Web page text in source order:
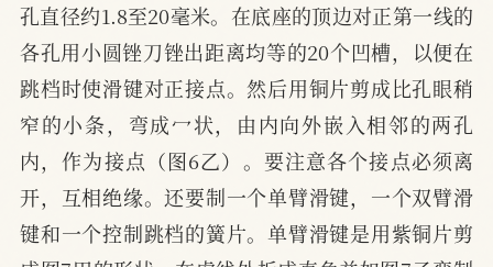
孔直径约1.8至20毫米。在底座的顶边对正第一线的
各孔用小圆锉刀锉出距离均等的20个凹槽，以便在
跳档时使滑键对正接点。然后用铜片剪成比孔眼稍
窄的小条，弯成冖状，由内向外嵌入相邻的两孔
内，作为接点（图6乙）。要注意各个接点必须离
开，互相绝缘。还要制一个单臂滑键，一个双臂滑
键和一个控制跳档的簧片。单臂滑键是用紫铜片剪